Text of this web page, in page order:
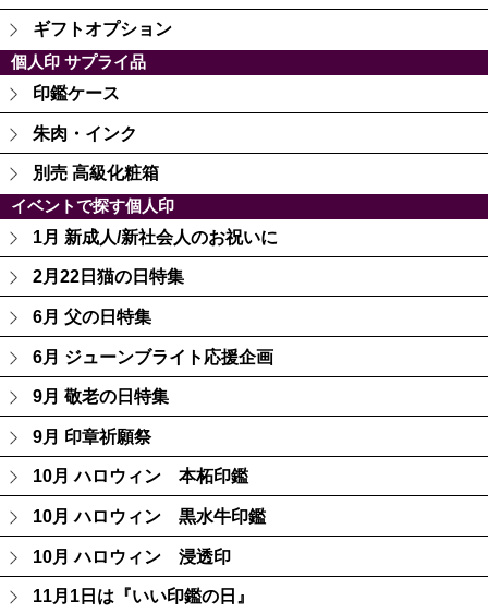
ギフトオプション
個人印 サプライ品
印鑑ケース
朱肉・インク
別売 高級化粧箱
イベントで探す個人印
1月 新成人/新社会人のお祝いに
2月22日猫の日特集
6月 父の日特集
6月 ジューンブライト応援企画
9月 敬老の日特集
9月 印章祈願祭
10月 ハロウィン 本柘印鑑
10月 ハロウィン 黒水牛印鑑
10月 ハロウィン 浸透印
11月1日は『いい印鑑の日』